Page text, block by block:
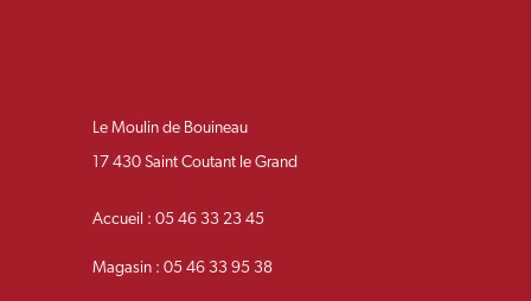
Le Moulin de Bouineau
17 430 Saint Coutant le Grand
Accueil : 05 46 33 23 45
Magasin : 05 46 33 95 38